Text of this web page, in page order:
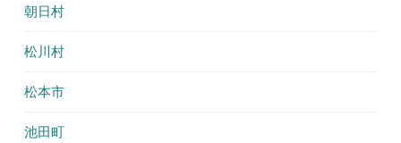
朝日村
松川村
松本市
池田町